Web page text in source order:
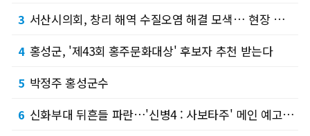
3 서산시의회, 창리 해역 수질오염 해결 모색… 현장 간담회 열어
4 홍성군, '제43회 홍주문화대상' 후보자 추천 받는다
5 박정주 홍성군수
6 신화부대 뒤흔들 파란…'신병4 : 사보타주' 메인 예고편 베일 벗었다